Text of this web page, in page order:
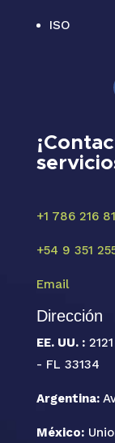
ISO
+1 786 216
+54 9 351
Email
Dirección
EE. UU. :
- FL 33134
Argentina:
México: